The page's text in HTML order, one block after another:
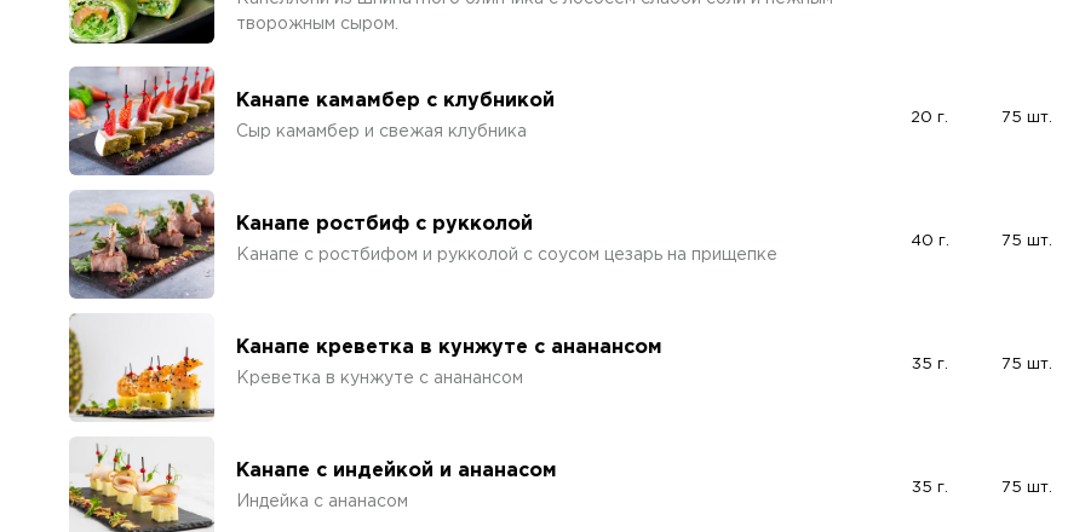
творожным сыром.
Канапе камамбер с клубникой
Сыр камамбер и свежая клубника
20 г. 75 шт.
Канапе ростбиф с рукколой
Канапе с ростбифом и рукколой с соусом цезарь на прищепке
40 г. 75 шт.
Канапе креветка в кунжуте с ананансом
Креветка в кунжуте с ананансом
35 г. 75 шт.
Канапе с индейкой и ананасом
Индейка с ананасом
35 г. 75 шт.